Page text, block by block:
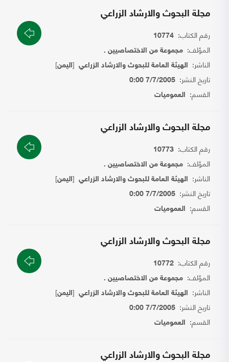
مجلة البحوث والارشاد الزراعي
رقم الكتاب: 10774
المؤلف: مجموعة من الاختصاصيين .
الناشر: الهيئة العامة للبحوث والارشاد الزراعي [اليمن]
تاريخ النشر: 7/7/2005 0:00
القسم: العموميات
مجلة البحوث والارشاد الزراعي
رقم الكتاب: 10773
المؤلف: مجموعة من الاختصاصيين .
الناشر: الهيئة العامة للبحوث والارشاد الزراعي [اليمن]
تاريخ النشر: 7/7/2005 0:00
القسم: العموميات
مجلة البحوث والارشاد الزراعي
رقم الكتاب: 10772
المؤلف: مجموعة من الاختصاصيين .
الناشر: الهيئة العامة للبحوث والارشاد الزراعي [اليمن]
تاريخ النشر: 7/7/2005 0:00
القسم: العموميات
مجلة البحوث والارشاد الزراعي